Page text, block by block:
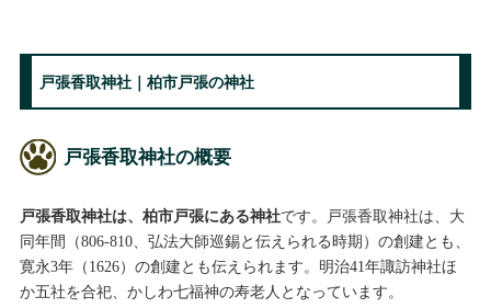
戸張香取神社｜柏市戸張の神社
戸張香取神社の概要
戸張香取神社は、柏市戸張にある神社です。戸張香取神社は、大
同年間（806-810、弘法大師巡錫と伝えられる時期）の創建とも、
寛永3年（1626）の創建とも伝えられます。明治41年諏訪神社ほ
か五社を合祀、かしわ七福神の寿老人となっています。